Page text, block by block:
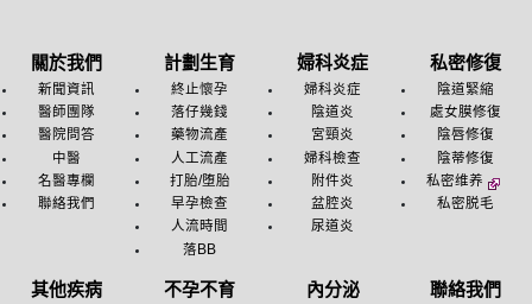
關於我們
新聞資訊
醫師團隊
醫院問答
中醫
名醫專欄
聯絡我們
計劃生育
終止懷孕
落仔幾錢
藥物流產
人工流產
打胎/堕胎
早孕檢查
人流時間
落BB
婦科炎症
婦科炎症
陰道炎
宮頸炎
婦科檢查
附件炎
盆腔炎
尿道炎
私密修復
陰道緊縮
處女膜修復
陰唇修復
陰蒂修復
私密维养
私密脱毛
其他疾病 不孕不育 內分泌 聯絡我們